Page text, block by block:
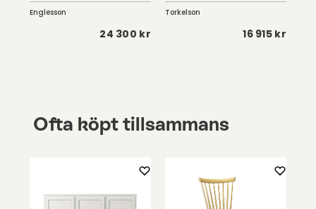
Englesson
24 300 kr
Torkelson
16 915 kr
Ofta köpt tillsammans